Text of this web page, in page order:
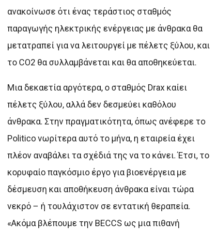
ανακοίνωσε ότι ένας τεράστιος σταθμός
παραγωγής ηλεκτρικής ενέργειας με άνθρακα θα
μετατραπεί για να λειτουργεί με πέλετς ξύλου, και
το CO2 θα συλλαμβάνεται και θα αποθηκεύεται.
Μια δεκαετία αργότερα, ο σταθμός Drax καίει
πέλετς ξύλου, αλλά δεν δεσμεύει καθόλου
άνθρακα. Στην πραγματικότητα, όπως ανέφερε το
Politico νωρίτερα αυτό το μήνα, η εταιρεία έχει
πλέον αναβάλει τα σχέδιά της να το κάνει. Έτσι, το
κορυφαίο παγκόσμιο έργο για βιοενέργεια με
δέσμευση και αποθήκευση άνθρακα είναι τώρα
νεκρό – ή τουλάχιστον σε εντατική θεραπεία.
«Ακόμα βλέπουμε την BECCS ως μια πιθανή